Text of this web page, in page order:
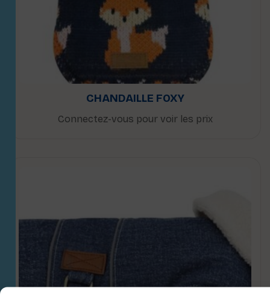
CHANDAILLE FOXY
Connectez-vous pour voir les prix